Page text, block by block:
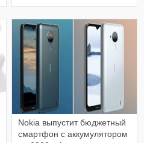
использовать для "угона"
учётных записей в Facebook и
других социальных сетях.
Список приложений выглядит
так:. Processing Photo. PIP Photo.
Rubbish Cleaner
Nokia выпустит бюджетный
смартфон с аккумулятором